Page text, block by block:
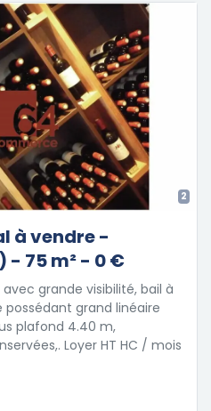
2
à vendre -
- 75 m² - 0 €
grande visibilité, bail à
grand linéaire
plafond 4.40 m,
Loyer HT HC / mois